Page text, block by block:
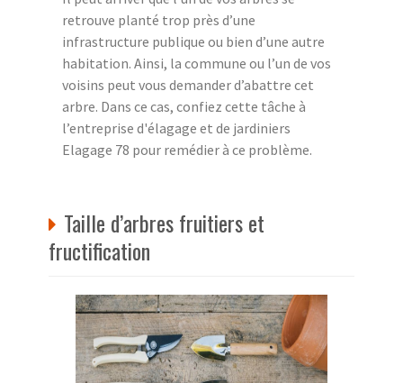
retrouve planté trop près d’une
infrastructure publique ou bien d’une autre
habitation. Ainsi, la commune ou l’un de vos
voisins peut vous demander d’abattre cet
arbre. Dans ce cas, confiez cette tâche à
l’entreprise d'élagage et de jardiniers
Elagage 78 pour remédier à ce problème.
Taille d’arbres fruitiers et
fructification